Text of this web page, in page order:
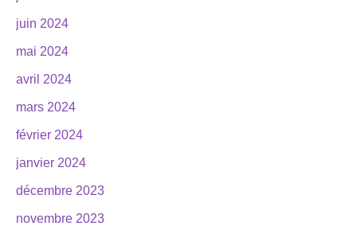
juin 2024
mai 2024
avril 2024
mars 2024
février 2024
janvier 2024
décembre 2023
novembre 2023